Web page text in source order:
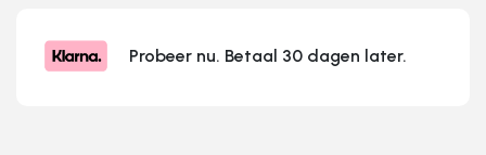
Probeer nu. Betaal 30 dagen later.